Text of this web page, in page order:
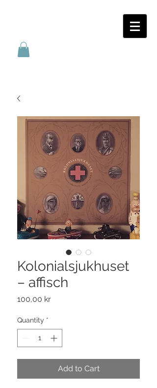
Kolonialsjukhuset
– affisch
100,00 krPrice
Quantity *
Add to Cart